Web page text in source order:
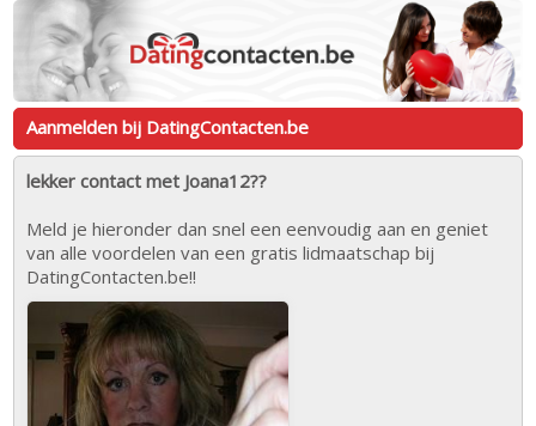
Aanmelden bij DatingContacten.be
lekker contact met Joana12??
Meld je hieronder dan snel een eenvoudig aan en geniet
van alle voordelen van een gratis lidmaatschap bij
DatingContacten.be!!